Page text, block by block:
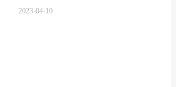
2023-04-10